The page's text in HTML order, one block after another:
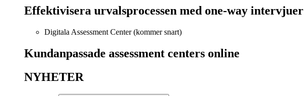
Effektivisera urvalsprocessen med one-way intervjuer
Digitala Assessment Center (kommer snart)
Kundanpassade assessment centers online
NYHETER